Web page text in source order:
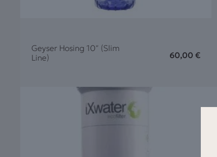
Geyser Hosing 10″ (Slim
Line)
60,00 €